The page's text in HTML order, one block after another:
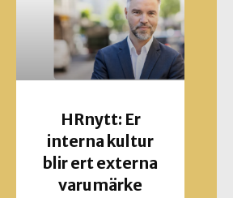
HRnytt: Er
interna kultur
blir ert externa
varumärke